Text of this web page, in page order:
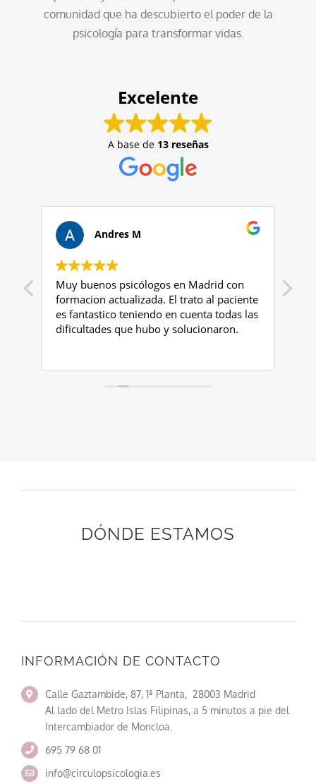
comunidad que ha descubierto el poder de la
psicología para transformar vidas.
Excelente
A base de 13 reseñas
Andres M
Muy buenos psicólogos en Madrid con
formacion actualizada. El trato al paciente
es fantastico teniendo en cuenta todas las
dificultades que hubo y solucionaron.
DÓNDE ESTAMOS
INFORMACIÓN DE CONTACTO
Calle Gaztambide, 87, 1ª Planta, 28003 Madrid
Al lado del Metro Islas Filipinas, a 5 minutos a pie del
Intercambiador de Moncloa.
695 79 68 01
info@circulopsicologia.es